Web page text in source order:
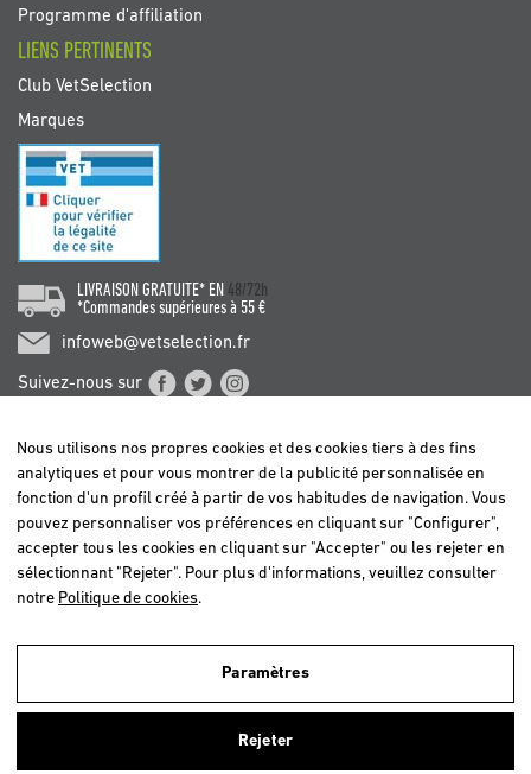
Nous utilisons nos propres cookies et ceux de tiers afin d'analyser nos
utilisateurs et d'offrir un meilleur service. Si vous continuez à naviguer,
Programme d'affiliation
LIENS PERTINENTS
Club VetSelection
Marques
LIVRAISON GRATUITE* EN 48/72h
*Commandes supérieures à 55 €
infoweb@vetselection.fr
Suivez-nous sur
BELGIË / BELGIQUE
DEUTSCHLAND
ITALIA
NEDERLAND
ÖSTERREICH
Nous utilisons nos propres cookies et des cookies tiers à des fins
analytiques et pour vous montrer de la publicité personnalisée en
fonction d'un profil créé à partir de vos habitudes de navigation. Vous
pouvez personnaliser vos préférences en cliquant sur "Configurer",
accepter tous les cookies en cliquant sur "Accepter" ou les rejeter en
sélectionnant "Rejeter". Pour plus d'informations, veuillez consulter
notre Politique de cookies.
Paramètres
Rejeter